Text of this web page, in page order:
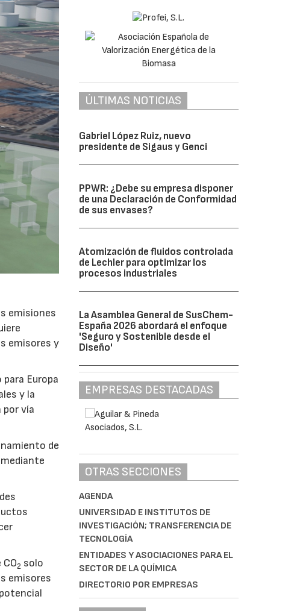
emisiones
emisores y
Europa
y la
vía
de
2 solo
emisores
ÚLTIMAS NOTICIAS
Gabriel López Ruiz, nuevo
presidente de Sigaus y Genci
PPWR: ¿Debe su empresa disponer
de una Declaración de Conformidad
de sus envases?
Atomización de fluidos controlada
de Lechler para optimizar los
procesos industriales
La Asamblea General de SusChem-
España 2026 abordará el enfoque
'Seguro y Sostenible desde el
Diseño'
EMPRESAS DESTACADAS
OTRAS SECCIONES
AGENDA
UNIVERSIDAD E INSTITUTOS DE
INVESTIGACIÓN; TRANSFERENCIA DE
TECNOLOGÍA
ENTIDADES Y ASOCIACIONES PARA EL
SECTOR DE LA QUÍMICA
DIRECTORIO POR EMPRESAS